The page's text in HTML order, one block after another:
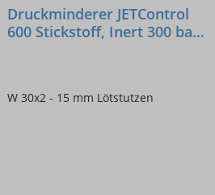
Druckminderer JETControl
600 Stickstoff, Inert 300 bar
W 30x2 - 15 mm Lötstutzen